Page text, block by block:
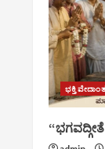
ಭಕ್ತಿ